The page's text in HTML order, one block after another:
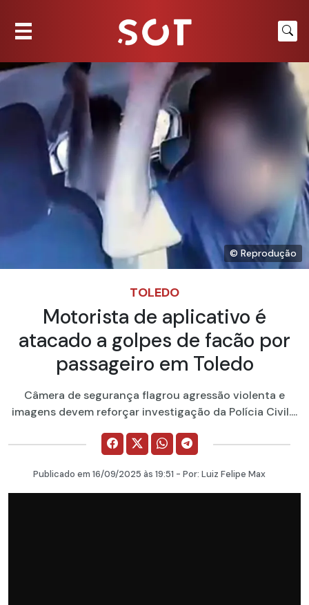
© Reprodução
TOLEDO
Motorista de aplicativo é
atacado a golpes de facão por
passageiro em Toledo
Câmera de segurança flagrou agressão violenta e
imagens devem reforçar investigação da Polícia Civil....
Publicado em 16/09/2025 às 19:51 - Por: Luiz Felipe Max